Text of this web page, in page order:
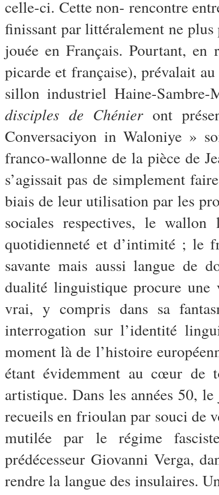
celle-ci. Cette non- rencontre
finissant par littéralement ne
jouée en Français. Pourtant,
picarde et française), prévalait
sillon industriel Haine-Sambre-
disciples de Chénieront
Conversaciyon in Waloniye »
franco-wallonne de la pièce de
s’agissait pas de simplement
biais de leur utilisation par les
sociales respectives, le wallon
quotidienneté et d’intimité ; le
savante mais aussi langue de
dualité linguistique procure
vrai, y compris dans sa
interrogation sur l’identité
moment là de l’histoire
étant évidemment au cœur de
artistique. Dans les années 50,
recueils en frioulan par souci de
mutilée par le régime
prédécesseur Giovanni Verga,
rendre la langue des insulaires.